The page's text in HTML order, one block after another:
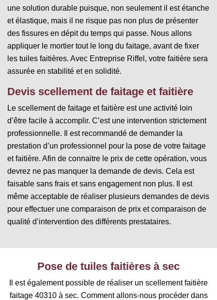
une solution durable puisque, non seulement il est étanche
et élastique, mais il ne risque pas non plus de présenter
des fissures en dépit du temps qui passe. Nous allons
appliquer le mortier tout le long du faitage, avant de fixer
les tuiles faitières. Avec Entreprise Riffel, votre faitière sera
assurée en stabilité et en solidité.
Devis scellement de faitage et faitière
Le scellement de faitage et faitière est une activité loin
d’être facile à accomplir. C’est une intervention strictement
professionnelle. Il est recommandé de demander la
prestation d’un professionnel pour la pose de votre faitage
et faitière. Afin de connaitre le prix de cette opération, vous
devrez ne pas manquer la demande de devis. Cela est
faisable sans frais et sans engagement non plus. Il est
même acceptable de réaliser plusieurs demandes de devis
pour effectuer une comparaison de prix et comparaison de
qualité d’intervention des différents prestataires.
Pose de tuiles faitières à sec
Il est également possible de réaliser un scellement faitière
faitage 40310 à sec. Comment allons-nous procéder dans